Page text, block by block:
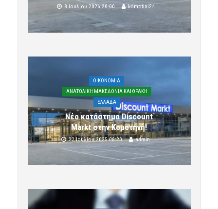
8 Ιουλίου 2026 20:00 komotini24
OIKONOMIA
ΑΝΑΤΟΛΙΚΗ ΜΑΚΕΔΟΝΙΑ ΚΑΙ ΘΡΑΚΗ
ΕΛΛΑΔΑ
Νέο κατάστημα Discount
Markt στην Κομοτηνή!
22 Ιουλίου 2025 08:20 admin